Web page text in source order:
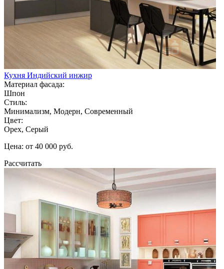
Кухня Индийский инжир
Материал фасада:
Шпон
Стиль:
Минимализм, Модерн, Современный
Цвет:
Орех, Серый
Цена: от 40 000 руб.
Рассчитать